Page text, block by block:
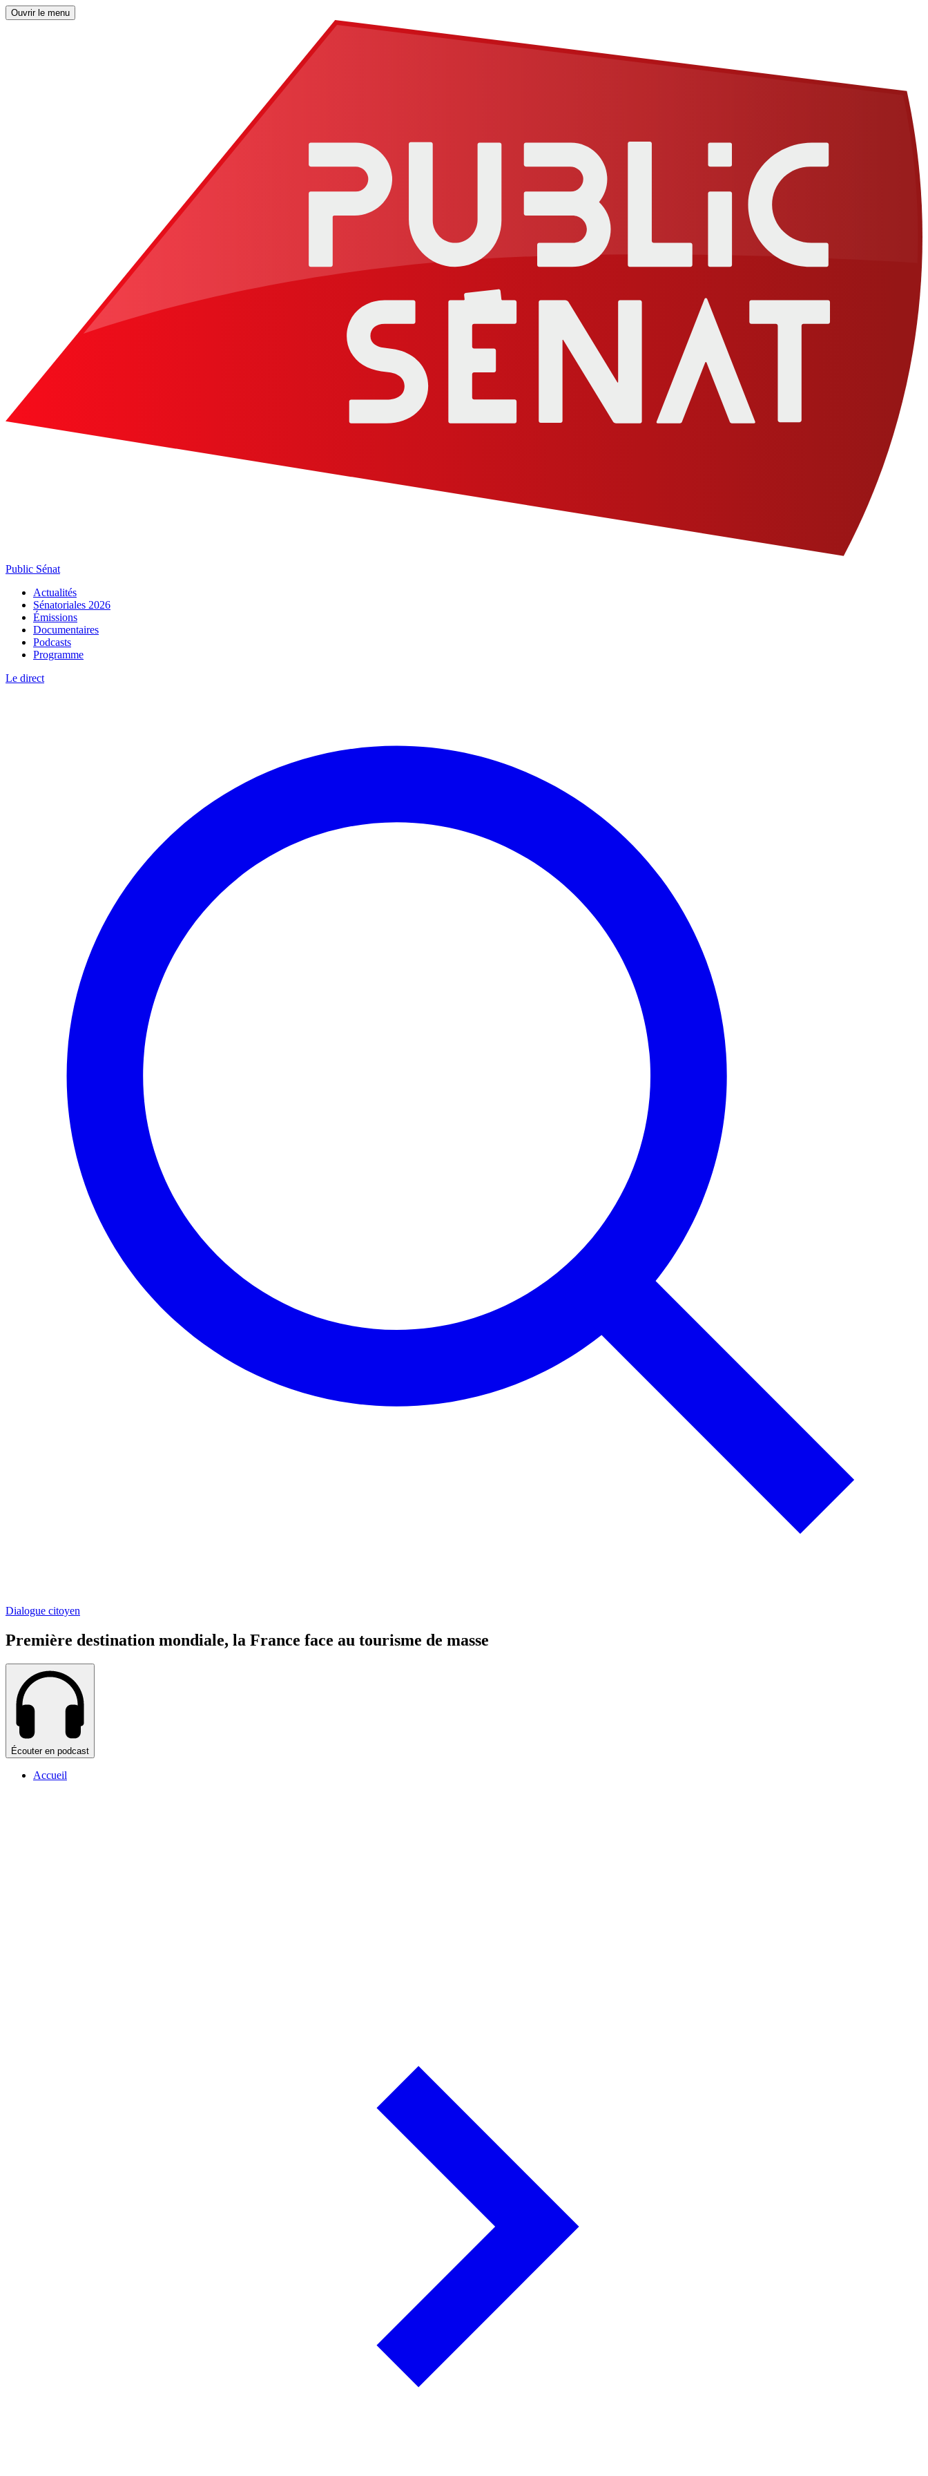
Ouvrir le menu
Public Sénat
Actualités
Sénatoriales 2026
Émissions
Documentaires
Podcasts
Programme
Le direct
Dialogue citoyen
Première destination mondiale, la France face au tourisme de masse
Écouter en podcast
Accueil